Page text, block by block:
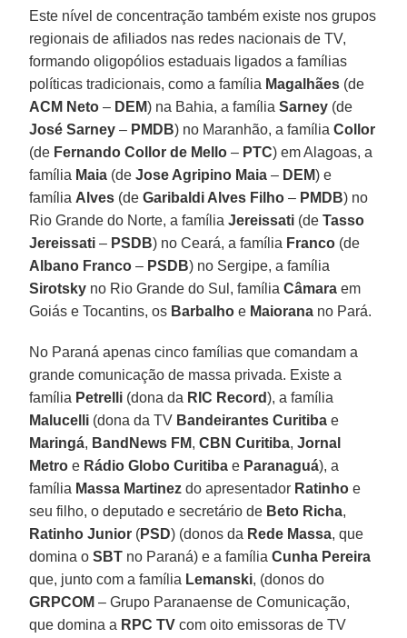
Este nível de concentração também existe nos grupos
regionais de afiliados nas redes nacionais de TV,
formando oligopólios estaduais ligados a famílias
políticas tradicionais, como a família Magalhães (de
ACM Neto – DEM) na Bahia, a famíliaSarney (de
José Sarney – PMDB) no Maranhão, a famíliaCollor
(de Fernando Collor de Mello – PTC) em Alagoas, a
família Maia (deJose Agripino Maia – DEM) e
família Alves (deGaribaldi Alves Filho – PMDB) no
Rio Grande do Norte, a famíliaJereissati (deTasso
Jereissati – PSDB) no Ceará, a família Franco (de
Albano Franco – PSDB) no Sergipe, a família
Sirotsky no Rio Grande do Sul, famíliaCâmara em
Goiás e Tocantins, os Barbalho e Maiorana no Pará.
No Paraná apenas cinco famílias que comandam a
grande comunicação de massa privada. Existe a
família Petrelli (dona da RIC Record), a família
Malucelli (dona da TV Bandeirantes Curitiba e
Maringá, BandNews FM,CBN Curitiba,Jornal
Metro e Rádio Globo Curitiba e Paranaguá), a
família Massa Martinez do apresentador Ratinho e
seu filho, o deputado e secretário de Beto Richa,
Ratinho Junior (PSD) (donos da Rede Massa, que
domina oSBT no Paraná) e a famíliaCunha Pereira
que, junto com a família Lemanski, (donos do
GRPCOM – Grupo Paranaense de Comunicação,
que domina a RPC TV com oito emissoras de TV